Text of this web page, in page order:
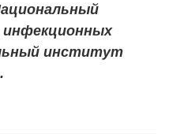
институт